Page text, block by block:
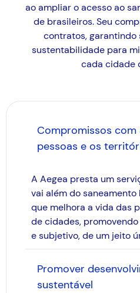
ao ampliar o acesso ao
de brasileiros. Seu
contratos, garantindo
sustentabilidade para
cada cidade
Compromissos com
pessoas e os
A Aegea presta um
vai além do saneamento
que melhora a vida das
de cidades,
e subjetivo, de um jeito
Promover
sustentável